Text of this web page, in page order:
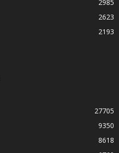
2985
2623
2193
27705
9350
8618